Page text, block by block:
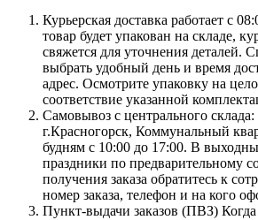
Курьерская доставка работает с
товар будет упакован на складе,
свяжется для уточнения деталей.
выбрать удобный день и время
адрес. Осмотрите упаковку на
соответствие указанной
Самовывоз с центрального склада:
г.Красногорск, Коммунальный
будням с 10:00 до 17:00. В
праздники по предварительному
получения заказа обратитесь к
номер заказа, телефон и на кого
Пункт-выдачи заказов (ПВЗ) Когда